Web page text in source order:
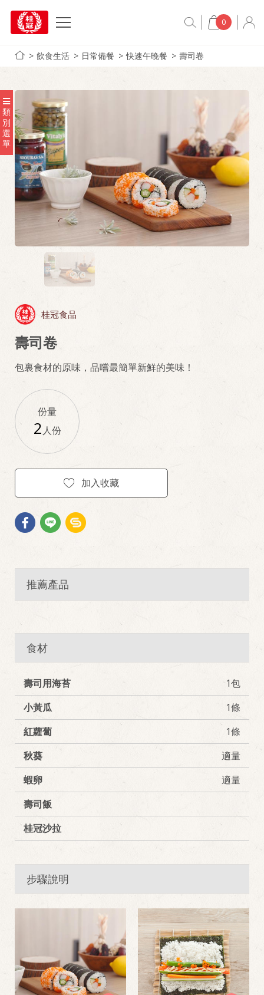
0
飲食生活 日常備餐 快速午晚餐 壽司卷
類
別
選
單
桂冠食品
壽司卷
包裏食材的原味，品嚐最簡單新鮮的美味！
份量
2人份
加入收藏
推薦產品
食材
壽司用海苔
1包
小黃瓜
1條
紅蘿蔔
1條
秋葵
適量
蝦卵
適量
壽司飯
桂冠沙拉
步驟說明